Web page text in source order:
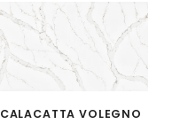
CALACATTA VOLEGNO